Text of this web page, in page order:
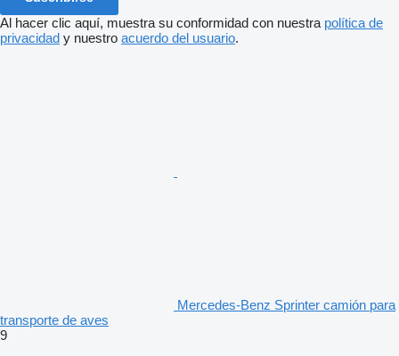
Al hacer clic aquí, muestra su conformidad con nuestra política de
privacidad y nuestro acuerdo del usuario.
Mercedes-Benz Sprinter camión para
transporte de aves
9